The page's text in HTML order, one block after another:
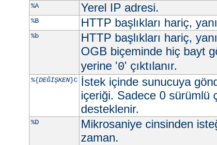
%A Yerel IP adresi.
%B HTTP başlıkları hariç,
%b
HTTP başlıkları hariç,
OGB biçeminde hiç bayt
yerine '0' çıktılanır.
%{DEĞİŞKEN}C İstek içinde sunucuya
içeriği. Sadece 0 sürümlü
desteklenir.
%D
Mikrosaniye cinsinden
zaman.